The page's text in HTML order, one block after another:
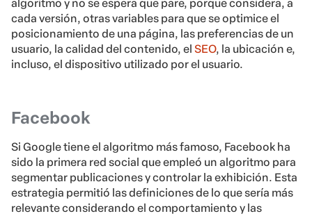
algoritmo y no se espera que pare, porque considera, a
cada versión, otras variables para que se optimice el
posicionamiento de una página, las preferencias de un
usuario, la calidad del contenido, el SEO, la ubicación e,
incluso, el dispositivo utilizado por el usuario.
Facebook
Si Google tiene el algoritmo más famoso, Facebook ha
sido la primera red social que empleó un algoritmo para
segmentar publicaciones y controlar la exhibición. Esta
estrategia permitió las definiciones de lo que sería más
relevante considerando el comportamiento y las